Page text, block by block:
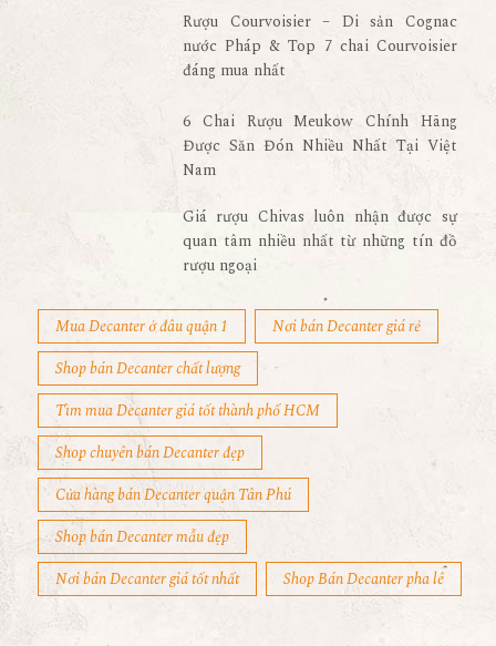
Rượu Courvoisier – Di sản Cognac
nước Pháp & Top 7 chai Courvoisier
đáng mua nhất
6 Chai Rượu Meukow Chính Hãng
Được Săn Đón Nhiều Nhất Tại Việt
Nam
Giá rượu Chivas luôn nhận được sự
quan tâm nhiều nhất từ những tín đồ
rượu ngoại
Mua Decanter ở đâu quận 1
Nơi bán Decanter giá rẻ
Shop bán Decanter chất lượng
Tìm mua Decanter giá tốt thành phố HCM
Shop chuyên bán Decanter đẹp
Cửa hàng bán Decanter quận Tân Phú
Shop bán Decanter mẫu đẹp
Nơi bán Decanter giá tốt nhất
Shop Bán Decanter pha lê